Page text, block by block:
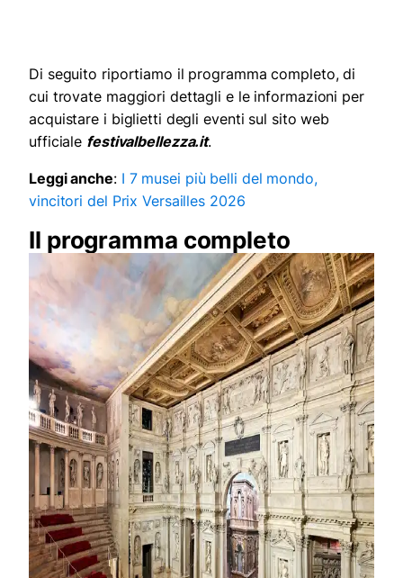
Di seguito riportiamo il programma completo, di
cui trovate maggiori dettagli e le informazioni per
acquistare i biglietti degli eventi sul sito web
ufficiale festivalbellezza.it.
Leggi anche: I 7 musei più belli del mondo,
vincitori del Prix Versailles 2026
Il programma completo